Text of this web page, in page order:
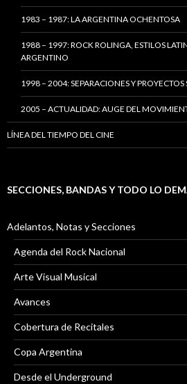
1983 – 1987: LA ARGENTINA OCHENTOSA
1988 – 1997: ROCK ROLINGA, ESTILOS
ARGENTINO
1998 – 2004: SEPARACIONES Y PROYECTOS
2005 – ACTUALIDAD: AUGE DEL
LÍNEA DEL TIEMPO DEL CINE
SECCIONES, BANDAS Y TODO LO
Adelantos, Notas y Secciones
Agenda del Rock Nacional
Arte Visual Musical
Avances
Cobertura de Recitales
Copa Argentina
Desde el Underground